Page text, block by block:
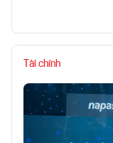
Tài chính